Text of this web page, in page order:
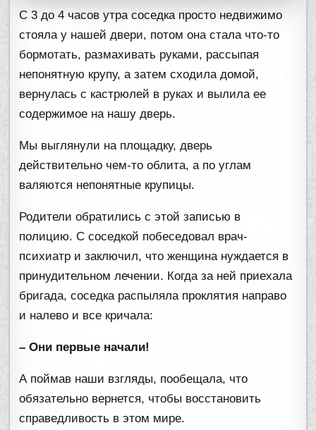
С 3 до 4 часов утра соседка просто недвижимо
стояла у нашей двери, потом она стала что-то
бормотать, размахивать руками, рассыпая
непонятную крупу, а затем сходила домой,
вернулась с кастрюлей в руках и вылила ее
содержимое на нашу дверь.
Мы выглянули на площадку, дверь
действительно чем-то облита, а по углам
валяются непонятные крупицы.
Родители обратились с этой записью в
полицию. С соседкой побеседовал врач-
психиатр и заключил, что женщина нуждается в
принудительном лечении. Когда за ней приехала
бригада, соседка распыляла проклятия направо
и налево и все кричала:
– Они первые начали!
А поймав наши взгляды, пообещала, что
обязательно вернется, чтобы восстановить
справедливость в этом мире.